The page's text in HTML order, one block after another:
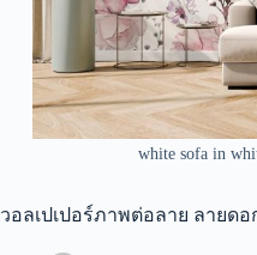
white sofa in
วอลเปเปอร์ภาพต่อลาย ลายด